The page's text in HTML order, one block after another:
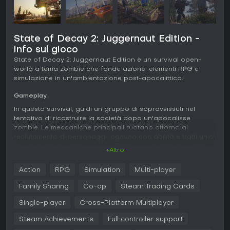
State of Decay 2: Juggernaut Edition -
info sul gioco
State of Decay 2: Juggernaut Edition è un survival open-
world a tema zombie che fonde azione, elementi RPG e
simulazione in un'ambientazione post-apocalittica.
Gameplay
In questo survival, guidi un gruppo di sopravvissuti nel
tentativo di ricostruire la società dopo un'apocalisse
zombie. Le meccaniche principali ruotano attorno al
scavo richiedono di selezionare il sopravvissuto ideale per il
compito, che sia combattere zombie o raccogliere provviste.
opzioni pesanti a due mani con mosse dedicate. Le scelte si
stringere alleanze o difendere il tuo territorio. Ogni partita è
+Altro
Action RPG Simulation Multi-player
Family Sharing Co-op Steam Trading Cards
Single-player Cross-Platform Multiplayer
Steam Achievements Full controller support